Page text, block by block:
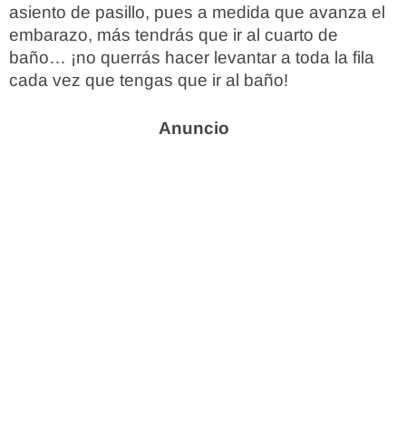
asiento de pasillo, pues a medida que avanza el
embarazo, más tendrás que ir al cuarto de
baño… ¡no querrás hacer levantar a toda la fila
cada vez que tengas que ir al baño!